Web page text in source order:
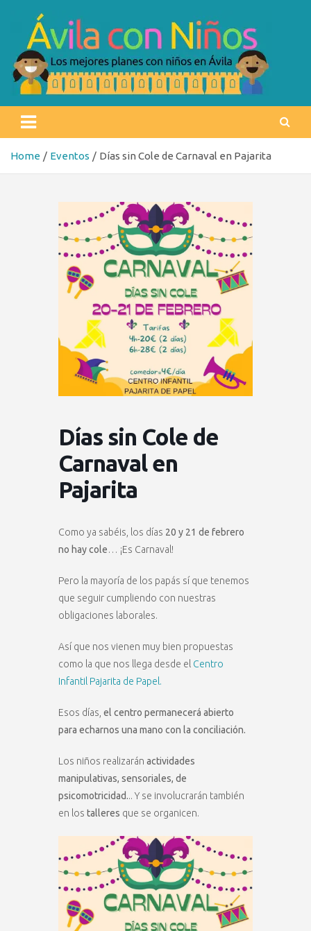
content
Ávila con niños
Home Eventos Días sin Cole de Carnaval en Pajarita
Días sin Cole de
Carnaval en
Pajarita
Como ya sabéis, los días 20 y 21 de febrero
no hay cole… ¡Es Carnaval!
Pero la mayoría de los papás sí que tenemos
que seguir cumpliendo con nuestras
obligaciones laborales.
Así que nos vienen muy bien propuestas
como la que nos llega desde el Centro
Infantil Pajarita de Papel.
Esos días, el centro permanecerá abierto
para echarnos una mano con la conciliación.
Los niños realizarán actividades
manipulativas, sensoriales, de
psicomotricidad... Y se involucrarán también
en los talleres que se organicen.